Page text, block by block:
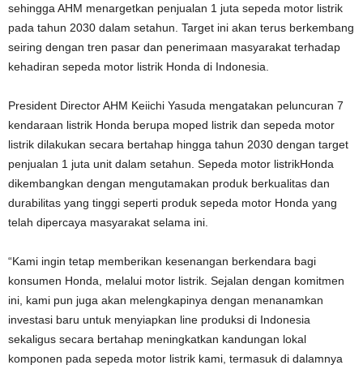
sehingga AHM menargetkan penjualan 1 juta sepeda motor listrik
pada tahun 2030 dalam setahun. Target ini akan terus berkembang
seiring dengan tren pasar dan penerimaan masyarakat terhadap
kehadiran sepeda motor listrik Honda di Indonesia.
President Director AHM Keiichi Yasuda mengatakan peluncuran 7
kendaraan listrik Honda berupa moped listrik dan sepeda motor
listrik dilakukan secara bertahap hingga tahun 2030 dengan target
penjualan 1 juta unit dalam setahun. Sepeda motor listrikHonda
dikembangkan dengan mengutamakan produk berkualitas dan
durabilitas yang tinggi seperti produk sepeda motor Honda yang
telah dipercaya masyarakat selama ini.
“Kami ingin tetap memberikan kesenangan berkendara bagi
konsumen Honda, melalui motor listrik. Sejalan dengan komitmen
ini, kami pun juga akan melengkapinya dengan menanamkan
investasi baru untuk menyiapkan line produksi di Indonesia
sekaligus secara bertahap meningkatkan kandungan lokal
komponen pada sepeda motor listrik kami, termasuk di dalamnya